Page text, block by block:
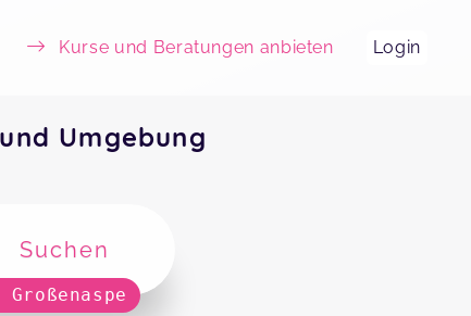
Kurse und Beratungen anbieten Login
Umgebung
Suchen